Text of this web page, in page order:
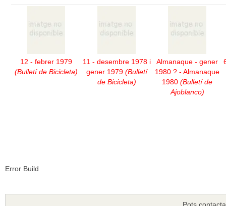
12 - febrer 1979
(Bulletí de Bicicleta)
11 - desembre 1978 i
gener 1979(Bulletí
de Bicicleta)
Almanaque - gener
1980 ? - Almanaque
1980 (Bulletí de
Ajoblanco)
Error Build